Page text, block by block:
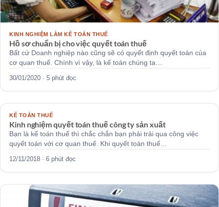
KINH NGHIỆM LÀM KẾ TOÁN THUẾ
Hồ sơ chuẩn bị cho việc quyết toán thuế
Bất cứ Doanh nghiệp nào cũng sẽ có quyết định quyết toán của
cơ quan thuế. Chính vì vậy, là kế toán chúng ta…
30/01/2020 · 5 phút đọc
KTVH
KẾ TOÁN THUẾ
Kinh nghiệm quyết toán thuế công ty sản xuất
Bạn là kế toán thuế thì chắc chắn bạn phải trải qua công việc
quyết toán với cơ quan thuế. Khi quyết toán thuế…
12/11/2018 · 6 phút đọc